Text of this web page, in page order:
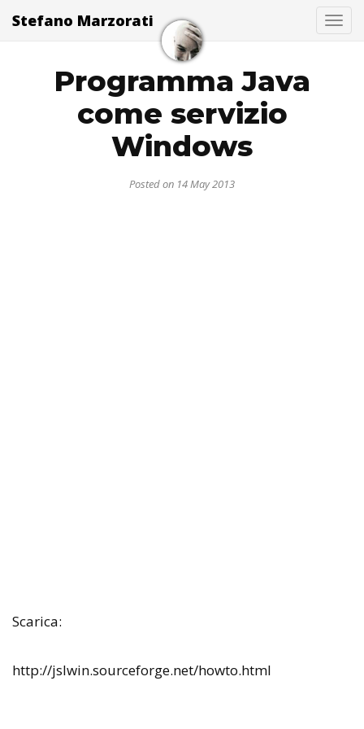
Stefano Marzorati
Programma Java
come servizio
Windows
Posted on 14 May 2013
Scarica:
http://jslwin.sourceforge.net/howto.html